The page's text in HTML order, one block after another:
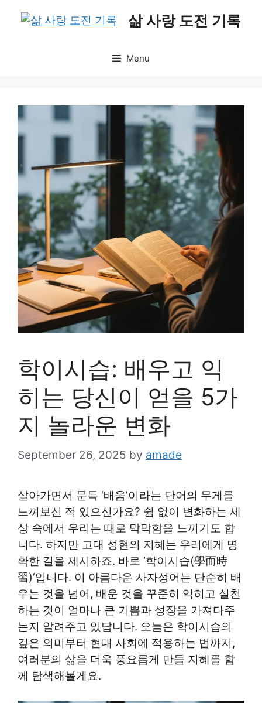
삶 사랑 도전 기록
Menu
학이시습: 배우고 익
히는 당신이 얻을 5가
지 놀라운 변화
September 26, 2025 by amade
살아가면서 문득 ‘배움’이라는 단어의 무게를
느껴보신 적 있으신가요? 쉼 없이 변화하는 세
상 속에서 우리는 때로 막막함을 느끼기도 합
니다. 하지만 고대 성현의 지혜는 우리에게 명
확한 길을 제시하죠. 바로 ‘학이시습(學而時
習)’입니다. 이 아름다운 사자성어는 단순히 배
우는 것을 넘어, 배운 것을 꾸준히 익히고 실천
하는 것이 얼마나 큰 기쁨과 성장을 가져다주
는지 알려주고 있답니다. 오늘은 학이시습의
깊은 의미부터 현대 사회에 적용하는 법까지,
여러분의 삶을 더욱 풍요롭게 만들 지혜를 함
께 탐색해볼게요.